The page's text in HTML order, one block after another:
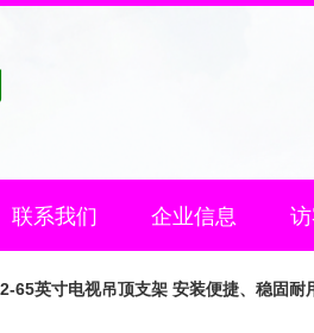
联系我们 企业信息
65英寸电视吊顶支架 安装便捷、稳固耐